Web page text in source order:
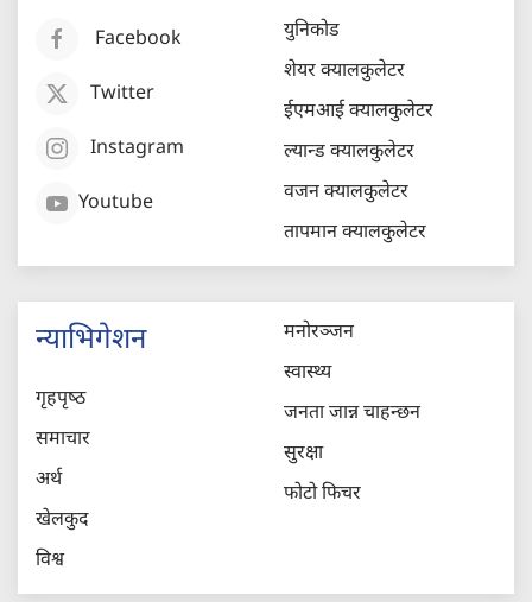
Facebook
Twitter
Instagram
Youtube
युनिकोड
शेयर क्यालकुलेटर
ईएमआई क्यालकुलेटर
ल्यान्ड क्यालकुलेटर
वजन क्यालकुलेटर
तापमान क्यालकुलेटर
न्याभिगेशन
गृहपृष्‍ठ
समाचार
अर्थ
खेलकुद
विश्व
मनोरञ्जन
स्वास्थ्य
जनता जान्न चाहन्छन
सुरक्षा
फोटो फिचर